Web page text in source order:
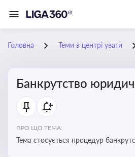
Головна Теми в центрі уваги
Банкрутство
ПРО ЩО ТЕМА:
Тема стосується процедур